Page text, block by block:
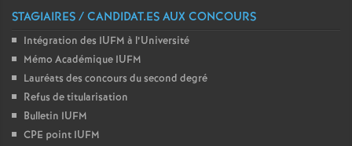
STAGIAIRES / CANDIDAT.ES AUX CONCOURS
Intégration des IUFM à l’Université
Mémo Académique IUFM
Lauréats des concours du second degré
Refus de titularisation
Bulletin IUFM
CPE point IUFM